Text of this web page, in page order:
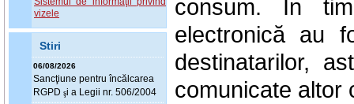
vizele
Stiri
06/08/2026
Sancţiune pentru încălcarea
RGPD şi a Legii nr. 506/2004
consum. În
electronică au
destinatarilor,
comunicate altor